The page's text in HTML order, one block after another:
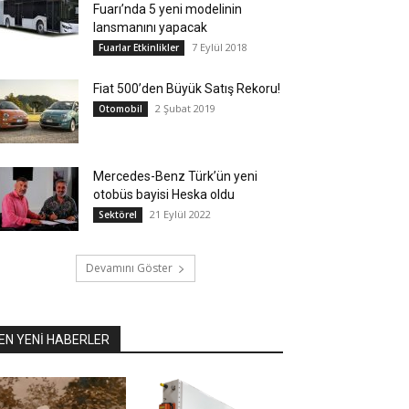
Fuarı’nda 5 yeni modelinin
lansmanını yapacak
Fuarlar Etkinlikler 7 Eylül 2018
Fiat 500’den Büyük Satış Rekoru!
Otomobil 2 Şubat 2019
Mercedes-Benz Türk’ün yeni
otobüs bayisi Heska oldu
Sektörel 21 Eylül 2022
Devamını Göster
YENİ HABERLER